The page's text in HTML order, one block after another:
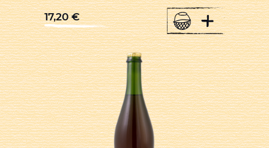
17,20€ +